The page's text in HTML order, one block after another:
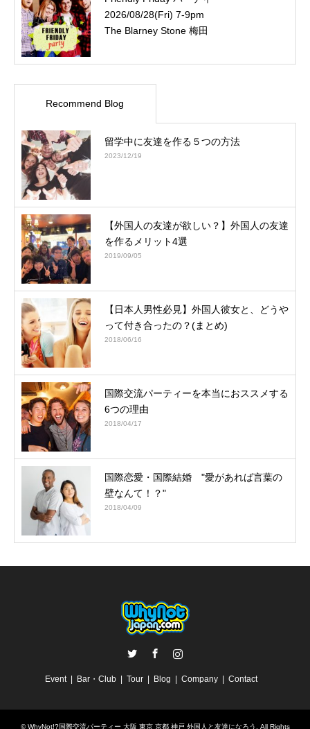
2026/08/28(Fri) 7-9pm
The Blarney Stone 梅田
Recommend Blog
留学中に友達を作る５つの方法
2023/12/19
【外国人の友達が欲しい？】外国人の友達
を作るメリット4選
2019/09/05
【日本人男性必見】外国人彼女と、どうや
って付き合ったの？(まとめ)
2018/06/16
国際交流パーティーを本当におススメする
6つの理由
2018/04/17
国際恋愛・国際結婚 "愛があれば言葉の
壁なんて！？"
2018/04/09
Event Bar・Club Tour Blog Company Contact
©WhyNot!?国際交流パーティー 大阪 東京 京都 神戸 外国人と友達になろう. All Rights